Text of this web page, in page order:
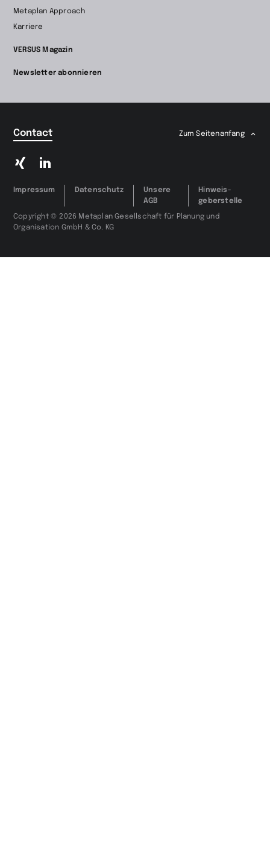
Metaplan Approach
Karriere
VERSUS Magazin
Newsletter abonnieren
Contact Zum Seitenanfang
Zu
wechseln
Zu
wechseln
Impressum Datenschutz
Unsere
AGB
Hinweis­
geberstelle
Copyright © 2026 Metaplan Gesellschaft für Planung und
Organisation GmbH & Co. KG